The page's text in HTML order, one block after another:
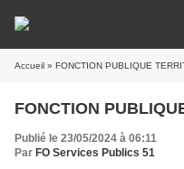
Accueil » FONCTION PUBLIQUE
FONCTION
Publié le 23/05/2024 à 06:11
Par FO Services Publics 51